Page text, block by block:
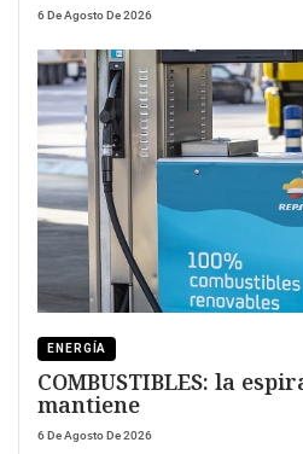
6 De Agosto De 2026
ENERGÍA
COMBUSTIBLES: la
mantiene
6 De Agosto De 2026